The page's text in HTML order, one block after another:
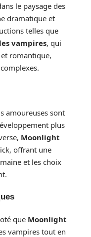
le paysage des
dramatique et
telles que
vampires, qui
romantique,
amoureuses sont
plus
Moonlight
offrant une
et les choix
que Moonlight
vampires tout en